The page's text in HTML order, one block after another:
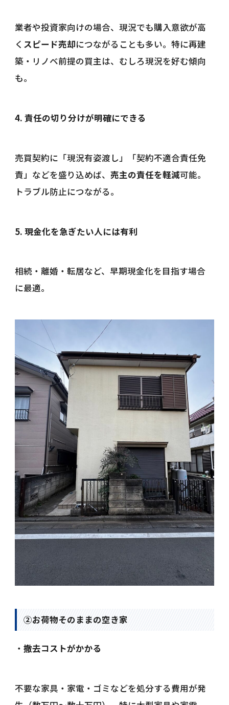
業者や投資家向けの場合、現況でも購入意欲が高
く スピード売却につながることも多い。特に再建
築・リノベ前提の買主は、むしろ現況を好む傾向
も。
4. 責任の切り分けが明確にできる
売買契約に「現況有姿渡し」「契約不適合責任免
責」などを盛り込めば、売主の責任を軽減可能。
トラブル防止につながる。
5. 現金化を急ぎたい人には有利
相続・離婚・転居など、早期現金化を目指す場合
に最適。
②お荷物そのままの空き家
・撤去コストがかかる
不要な家具・家電・ゴミなどを処分する費用が発